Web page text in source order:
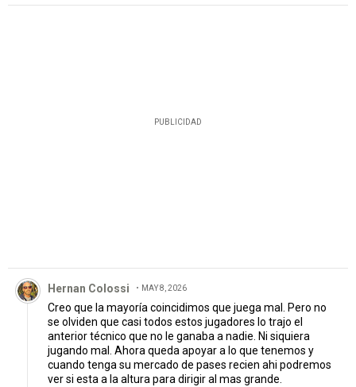
PUBLICIDAD
Comentario de Hernan Colossi.
Hernan Colossi MAY 8, 2026
Creo que la mayoría coincidimos que juega mal. Pero no
se olviden que casi todos estos jugadores lo trajo el
anterior técnico que no le ganaba a nadie. Ni siquiera
jugando mal. Ahora queda apoyar a lo que tenemos y
cuando tenga su mercado de pases recien ahi podremos
ver si esta a la altura para dirigir al mas grande.